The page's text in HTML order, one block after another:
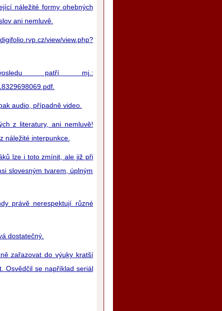
náležité formy ohebných
ani nemluvě.
view/view.php?
patří mj.:
audio, případně video.
z literatury, ani nemluvě!
náležité interpunkce.
lze i toto zmínit, ale již při
slovesným tvarem, úplným
právě nerespektují různé
dostatečný.
zařazovat do výuky kratší
Osvědčil se například seriál